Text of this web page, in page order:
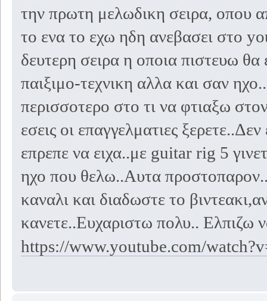
την πρωτη μελωδικη σειρα, οπου
το ενα το εχω ηδη ανεβασει στο
δευτερη σειρα η οποια πιστευω
παιξιμο-τεχνικη αλλα και σαν
περισσοτερο στο τι να φτιαξω
εσεις οι επαγγελματιες
επρεπε να ειχα..με guitar rig 5
ηχο που θελω..Αυτα
καναλι και διαδωστε το
κανετε..Ευχαριστω πολυ.. Ελπιζω
https://www.youtube.com/